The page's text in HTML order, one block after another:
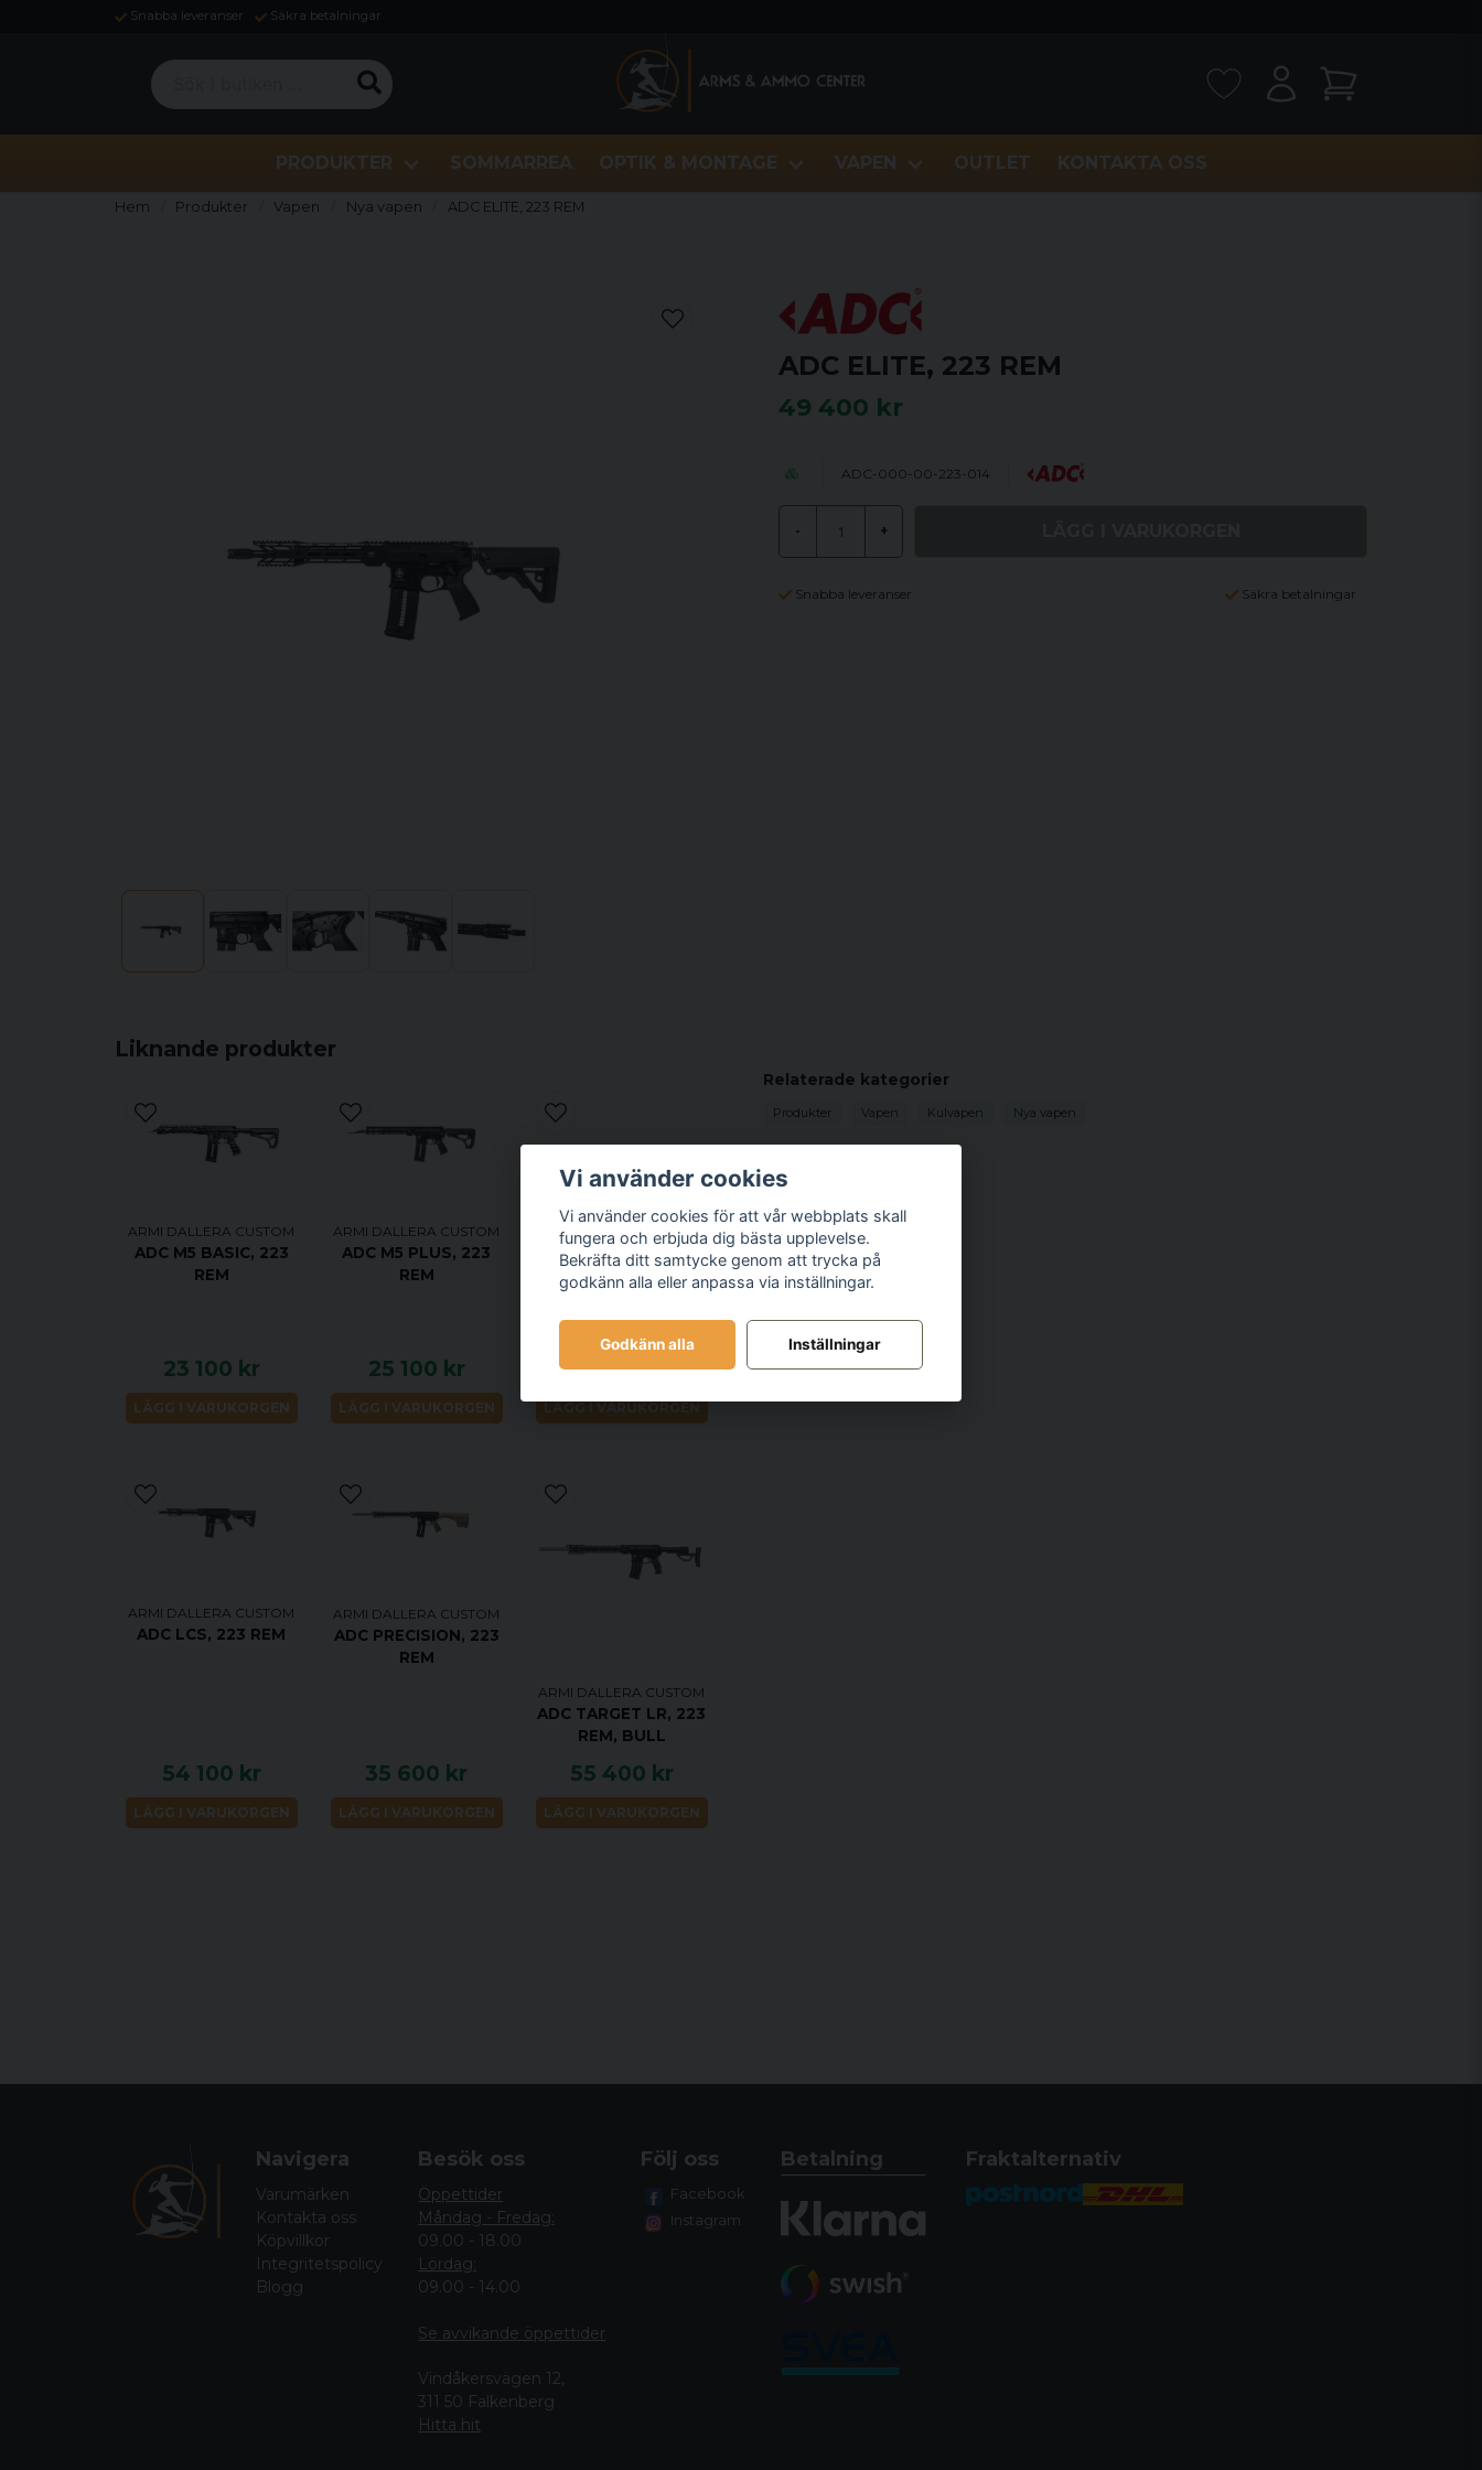
Snabba leveranser Säkra betalningar
Sök i butiken ...
PRODUKTER SOMMARREA OPTIK & MONTAGE VAPEN OUTLET KONTAKTA OSS
Hem Produkter Vapen Nya vapen ADC ELITE, 223 REM
ADC ELITE, 223 REM
49 400 kr
ADC-000-00-223-014
- +
Snabba leveranser Säkra betalningar
Liknande produkter
ARMI DALLERA CUSTOM
ADC M5 BASIC, 223
REM
23 100 kr
LÄGG I VARUKORGEN
ARMI DALLERA CUSTOM
ADC M5 PLUS, 223
REM
25 100 kr
LÄGG I VARUKORGEN
44 700 kr
LÄGG I VARUKORGEN
ARMI DALLERA CUSTOM
ADC LCS, 223 REM
54 100 kr
LÄGG I VARUKORGEN
ARMI DALLERA CUSTOM
ADC PRECISION, 223
REM
35 600 kr
LÄGG I VARUKORGEN
ARMI DALLERA CUSTOM
ADC TARGET LR, 223
REM, BULL
55 400 kr
LÄGG I VARUKORGEN
Relaterade kategorier
Produkter Vapen Kulvapen Nya vapen
Navigera
Varumärken
Kontakta oss
Köpvillkor
Integritetspolicy
Blogg
Besök oss
Öppettider
Måndag - Fredag:
09.00 - 18.00
Lördag:
09.00 - 14.00
Se avvikande öppettider
Vindåkersvägen 12,
311 50 Falkenberg
Hitta hit
Följ oss
Facebook
Instagram
Betalning Fraktalternativ
Vi använder cookies
Vi använder cookies för att vår webbplats skall
fungera och erbjuda dig bästa upplevelse.
Bekräfta ditt samtycke genom att trycka på
godkänn alla eller anpassa via inställningar.
Godkänn alla Inställningar